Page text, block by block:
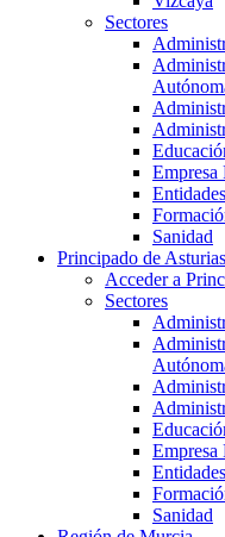
Sectores
Empresa
Sanidad
Principado de Asturias
Acceder a
Sectores
Empresa
Sanidad